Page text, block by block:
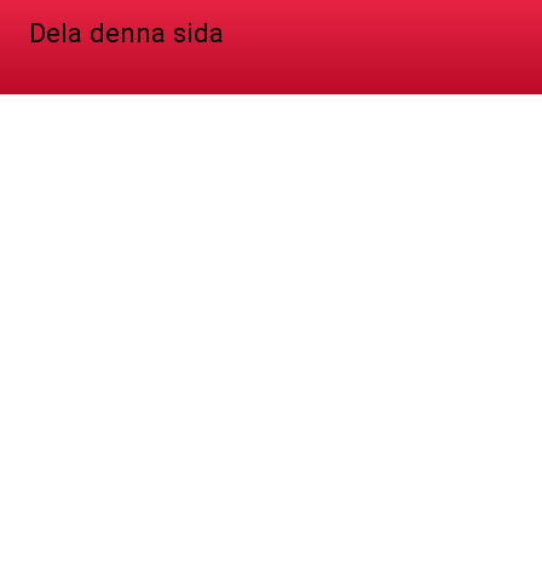
Dela denna sida